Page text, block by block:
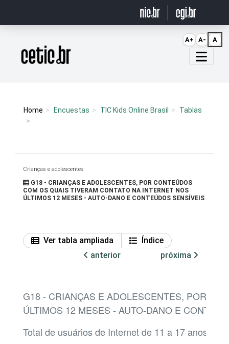
Página inicial
Home Encuestas TIC Kids Online Brasil Tablas
Crianças e adolescentes
G18 - CRIANÇAS E ADOLESCENTES, POR CONTEÚDOS
COM OS QUAIS TIVERAM CONTATO NA INTERNET NOS
ÚLTIMOS 12 MESES - AUTO-DANO E CONTEÚDOS SENSÍVEIS
Ver tabla ampliada
Índice
anterior
próxima
G18 - CRIANÇAS E ADOLESCENTES, POR
ÚLTIMOS 12 MESES - AUTO-DANO E
Total de usuários de Internet de 11 a 17 anos¹
A+ A- A